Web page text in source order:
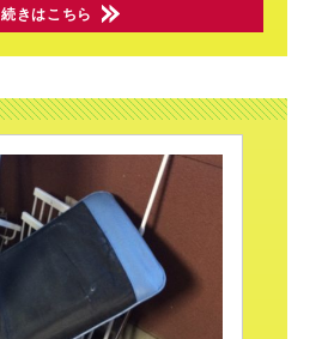
続きはこちら